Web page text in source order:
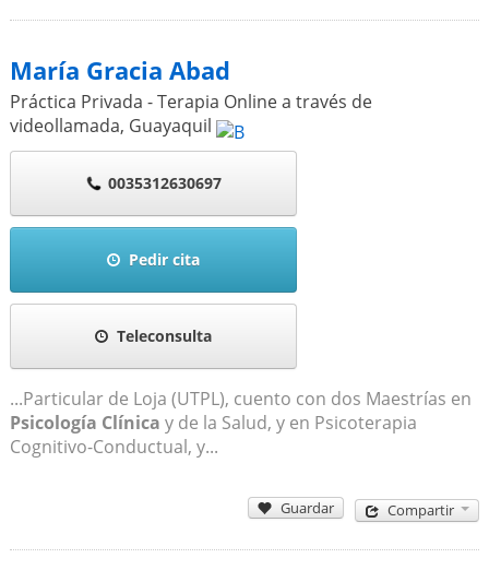
María Gracia Abad
Práctica Privada - Terapia Online a través de
videollamada, Guayaquil
0035312630697
Pedir cita
Teleconsulta
...Particular de Loja (UTPL), cuento con dos Maestrías en
Psicología Clínica y de la Salud, y en Psicoterapia
Cognitivo-Conductual, y...
Guardar Compartir